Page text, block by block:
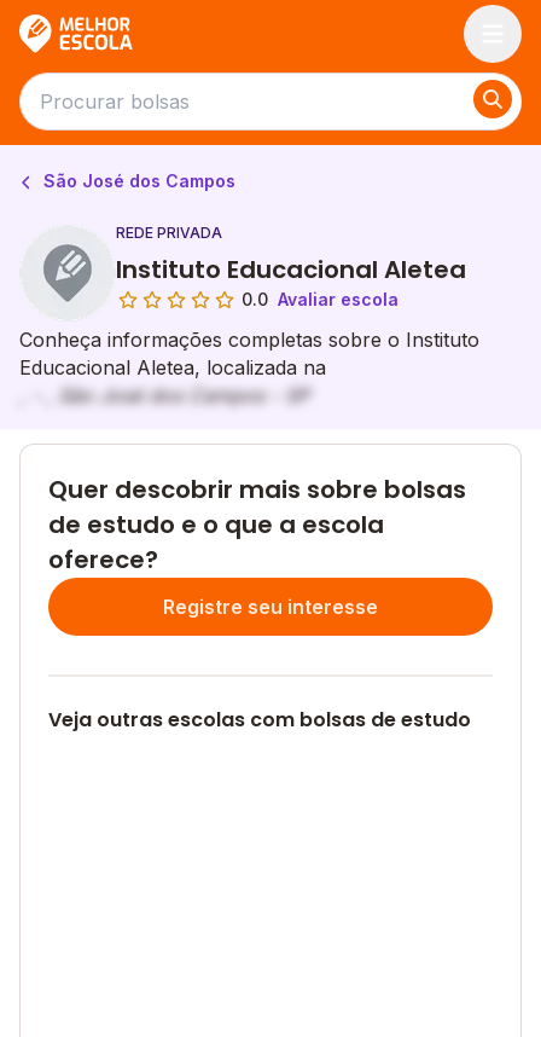
São José dos Campos
REDE PRIVADA
Instituto Educacional Aletea
0.0 Avaliar escola
Conheça informações completas sobre o Instituto
Educacional Aletea, localizada na
, - , São José dos Campos - SP
Quer descobrir mais sobre bolsas
de estudo e o que a escola
oferece?
Registre seu interesse
Veja outras escolas com bolsas de estudo